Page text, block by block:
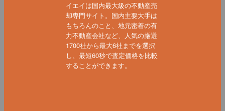
イエイは国内最大級の不動産売
却専門サイト。国内主要大手は
もちろんのこと、地元密着の有
力不動産会社など、人気の厳選
1700社から最大6社までを選択
し、最短60秒で査定価格を比較
することができます。